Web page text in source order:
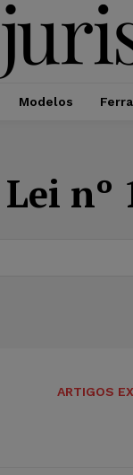
Modelos
Lei nº
ARTIGOS